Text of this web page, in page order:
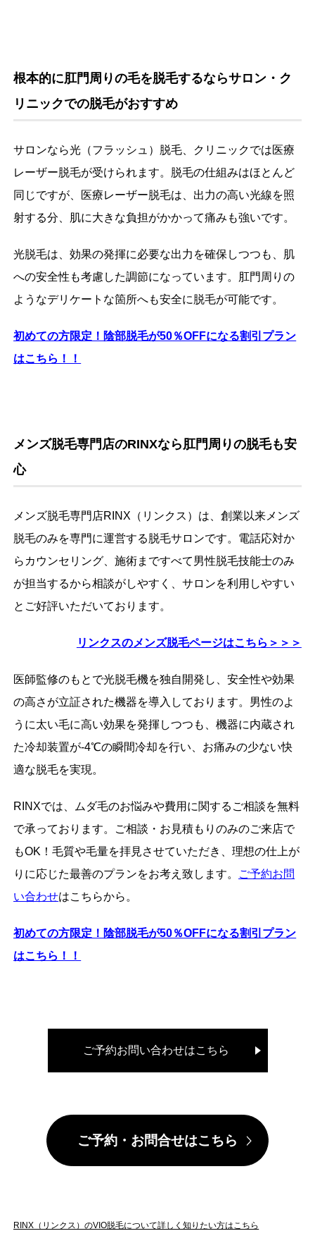
根本的に肛門周りの毛を脱毛するならサロン・ク
リニックでの脱毛がおすすめ
サロンなら光（フラッシュ）脱毛、クリニックでは医療
レーザー脱毛が受けられます。脱毛の仕組みはほとんど
同じですが、医療レーザー脱毛は、出力の高い光線を照
射する分、肌に大きな負担がかかって痛みも強いです。
光脱毛は、効果の発揮に必要な出力を確保しつつも、肌
への安全性も考慮した調節になっています。肛門周りの
ようなデリケートな箇所へも安全に脱毛が可能です。
初めての方限定！陰部脱毛が50％OFFになる割引プラン
はこちら！！
メンズ脱毛専門店のRINXなら肛門周りの脱毛も安
心
メンズ脱毛専門店RINX（リンクス）は、創業以来メンズ
脱毛のみを専門に運営する脱毛サロンです。電話応対か
らカウンセリング、施術まですべて男性脱毛技能士のみ
が担当するから相談がしやすく、サロンを利用しやすい
とご好評いただいております。
リンクスのメンズ脱毛ページはこちら＞＞＞
医師監修のもとで光脱毛機を独自開発し、安全性や効果
の高さが立証された機器を導入しております。男性のよ
うに太い毛に高い効果を発揮しつつも、機器に内蔵され
た冷却装置が-4℃の瞬間冷却を行い、お痛みの少ない快
適な脱毛を実現。
RINXでは、ムダ毛のお悩みや費用に関するご相談を無料
で承っております。ご相談・お見積もりのみのご来店で
もOK！毛質や毛量を拝見させていただき、理想の仕上が
りに応じた最善のプランをお考え致します。
ご予約お問
い合わせはこちらから。
初めての方限定！陰部脱毛が50％OFFになる割引プラン
はこちら！！
ご予約お問い合わせはこちら
ご予約・お問合せはこちら
RINX（リンクス）のVIO脱毛について詳しく知りたい方はこちら